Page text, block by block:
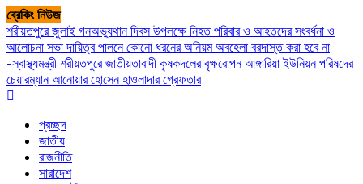
Skip
to
content
ব্রেকিং নিউজ
শরীয়তপুরে জুলাই গনঅভ্যুথান দিবস উপলক্ষে নিহত পরিবার ও আহতদের সংবর্ধনা ও
আলোচনা সভাদায়িত্ব পালনে কোনো ধরনের অনিয়ম অবহেলা বরদাস্ত করা হবে না
-স্বাস্থ্যমন্ত্রী শরীয়তপুরে জাতীয়তাবাদী কৃষকদলের বৃক্ষরোপনআঙ্গারিয়া ইউনিয়ন পরিষদের
চেয়ারম্যান আনোয়ার হোসেন হাওলাদার গ্রেফতার
প্রচ্ছদ
জাতীয়
রাজনীতি
সারাদেশ